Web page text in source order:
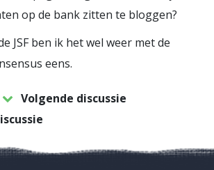
op de bank zitten te bloggen?
JSF ben ik het wel weer met de
eens.
Volgende discussie